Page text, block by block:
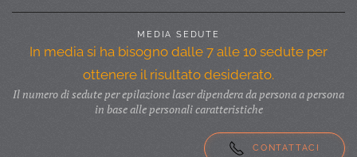
MEDIA SEDUTE
In media si ha bisogno dalle 7 alle 10 sedute per
ottenere il risultato desiderato.
Il numero di sedute per epilazione laser dipendera da persona a persona
in base alle personali caratteristiche
CONTATTACI